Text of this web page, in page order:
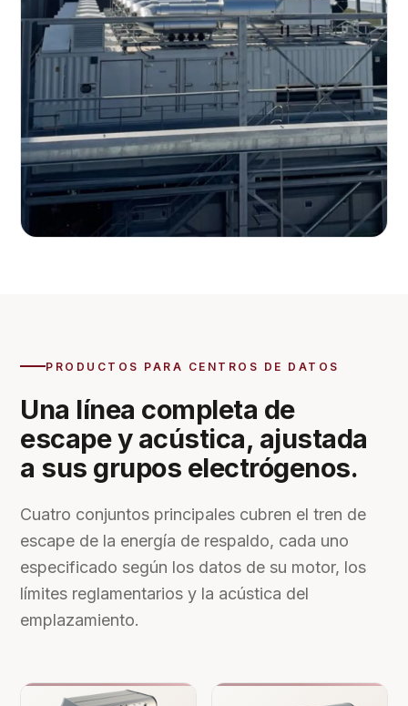
PRODUCTOS PARA CENTROS DE DATOS
Una línea completa de
escape y acústica, ajustada
a sus grupos electrógenos.
Cuatro conjuntos principales cubren el tren de
escape de la energía de respaldo, cada uno
especificado según los datos de su motor, los
límites reglamentarios y la acústica del
emplazamiento.